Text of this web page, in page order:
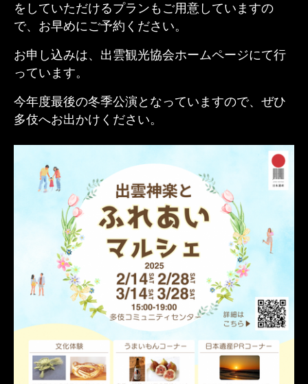
をしていただけるプランもご用意していますの
で、お早めにご予約ください。
お申し込みは、出雲観光協会ホームページにて行
っています。
今年度最後の冬季公演となっていますので、ぜひ
多伎へお出かけください。